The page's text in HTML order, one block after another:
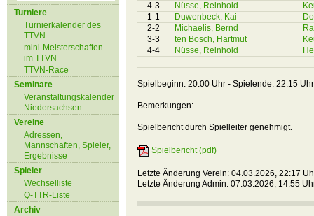
Turniere
Turnierkalender des
TTVN
mini-Meisterschaften
im TTVN
TTVN-Race
Seminare
Veranstaltungskalender
Niedersachsen
Vereine
Adressen,
Mannschaften, Spieler,
Ergebnisse
Spieler
Wechselliste
Q-TTR-Liste
Archiv
4-3
Nüsse, Reinhold
1-1
Duwenbeck, Kai
2-2
Michaelis, Bernd
3-3
ten Bosch, Hartmut
4-4
Nüsse, Reinhold
Spielbeginn: 20:00 Uhr - Spielende: 22:15 Uhr
Bemerkungen:
Spielbericht durch Spielleiter genehmigt.
Spielbericht (pdf)
Letzte Änderung Verein: 04.03.2026, 22:17
Letzte Änderung Admin: 07.03.2026, 14:55